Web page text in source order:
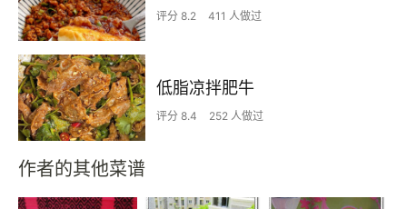
评分 8.2 411 人做过
低脂凉拌肥牛
评分 8.4 252 人做过
作者的其他菜谱